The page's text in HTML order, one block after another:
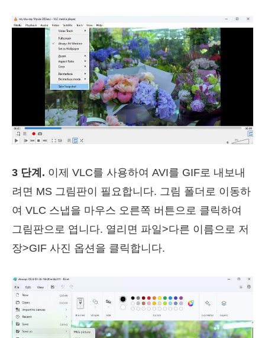
3 단계. 이제 VLC를 사용하여 AVI를 GIF로 내보내
려면 MS 그림판이 필요합니다. 그림 폴더로 이동하
여 VLC 스냅을 마우스 오른쪽 버튼으로 클릭하여
그림판으로 엽니다. 열리면 파일>다른 이름으로 저
장>GIF 사진 옵션을 클릭합니다.